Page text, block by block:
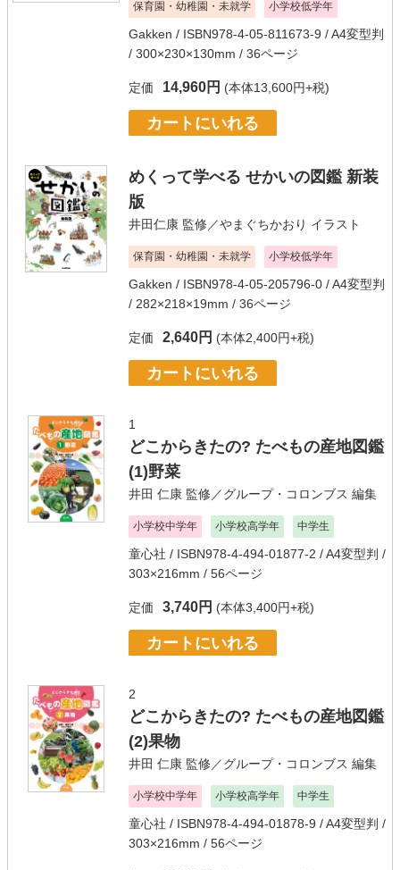
保育園・幼稚園・未就学 小学校低学年
Gakken / ISBN978-4-05-811673-9 / A4変型判
/ 300×230×130mm / 36ページ
定価 14,960円 (本体13,600円+税)
カートにいれる
めくって学べる せかいの図鑑 新装
版
井田仁康 監修／やまぐちかおり イラスト
保育園・幼稚園・未就学 小学校低学年
Gakken / ISBN978-4-05-205796-0 / A4変型判
/ 282×218×19mm / 36ページ
定価 2,640円 (本体2,400円+税)
カートにいれる
1
どこからきたの? たべもの産地図鑑
(1)野菜
井田 仁康 監修／グループ・コロンブス 編集
小学校中学年 小学校高学年 中学生
童心社 / ISBN978-4-494-01877-2 / A4変型判 /
303×216mm / 56ページ
定価 3,740円 (本体3,400円+税)
カートにいれる
2
どこからきたの? たべもの産地図鑑
(2)果物
井田 仁康 監修／グループ・コロンブス 編集
小学校中学年 小学校高学年 中学生
童心社 / ISBN978-4-494-01878-9 / A4変型判 /
303×216mm / 56ページ